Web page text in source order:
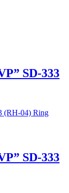
SD-333
SD-333